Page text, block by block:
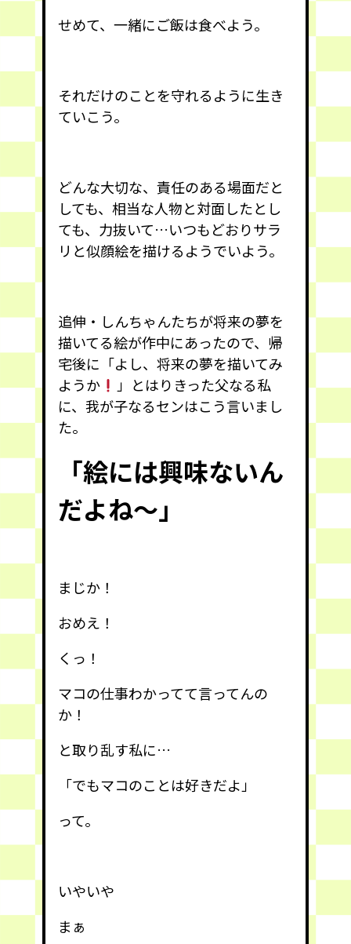
せめて、一緒にご飯は食べよう。
それだけのことを守れるように生き
ていこう。
どんな大切な、責任のある場面だと
しても、相当な人物と対面したとし
ても、力抜いて…いつもどおりサラ
リと似顔絵を描けるようでいよう。
追伸・しんちゃんたちが将来の夢を
描いてる絵が作中にあったので、帰
宅後に「よし、将来の夢を描いてみ
ようか
」とはりきった父なる私
に、我が子なるセンはこう言いまし
た。
「絵には興味ないん
だよね〜」
まじか！
おめえ！
くっ！
マコの仕事わかってて言ってんの
か！
と取り乱す私に…
「でもマコのことは好きだよ」
って。
いやいや
まぁ